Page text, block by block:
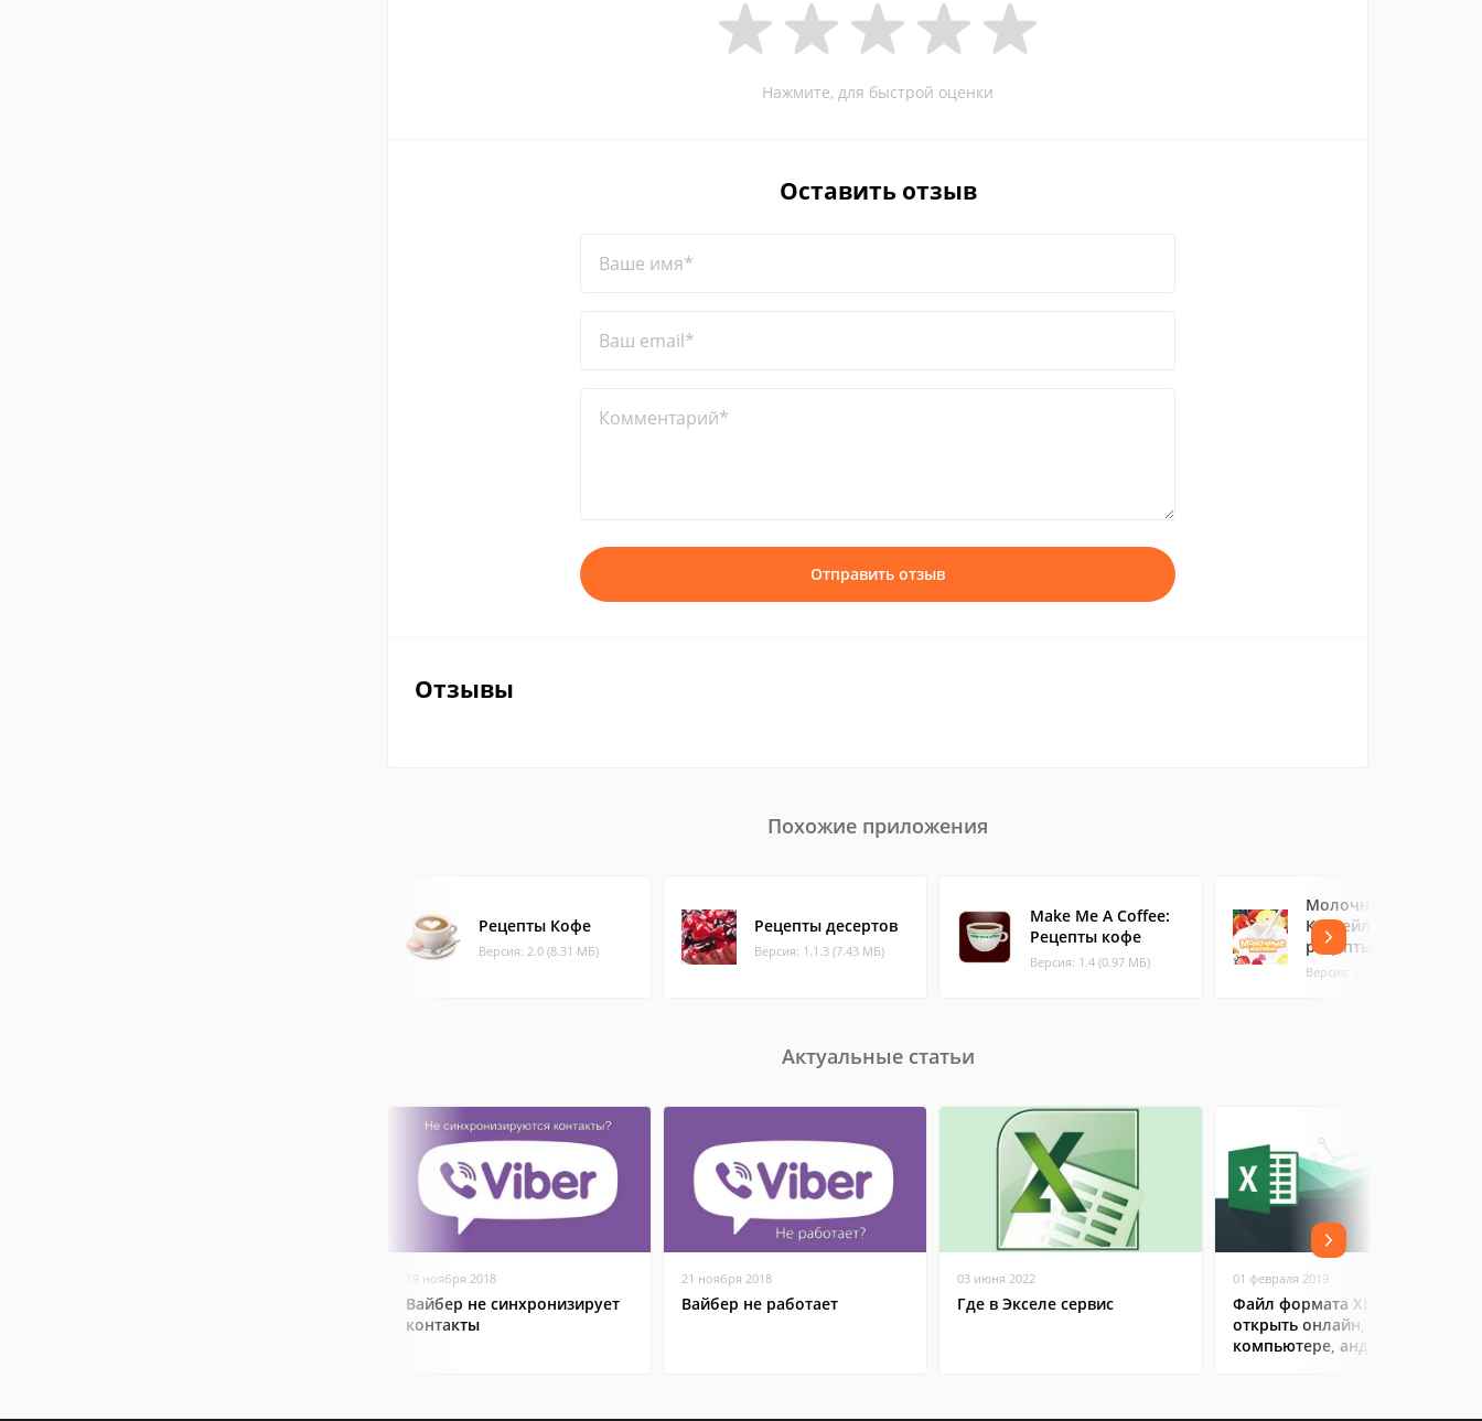
Нажмите, для быстрой оценки
Оставить отзыв
Ваше имя*
Ваш email*
Комментарий*
Отправить отзыв
Отзывы
Похожие приложения
Рецепты Кофе
Версия: 2.0 (8.31 МБ)
Рецепты десертов
Версия: 1.1.3 (7.43 МБ)
Make Me A Coffee:
Рецепты кофе
Версия: 1.4 (0.97 МБ)
Молочные
Коктейли -
рецепты
Версия: 2.0.0 (11.33 МБ)
Актуальные статьи
19 ноября 2018
Вайбер не синхронизирует
контакты
21 ноября 2018
Вайбер не работает
03 июня 2022
Где в Экселе сервис
01 февраля 2019
Файл формата XLS: чем
открыть онлайн, на
компьютере, андроиде